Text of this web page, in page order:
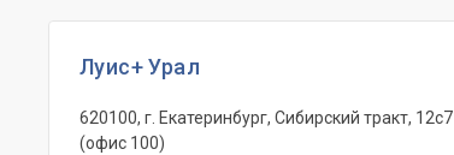
Луис+ Урал
620100, г. Екатеринбург, Сибирский тракт, 12с7
(офис 100)